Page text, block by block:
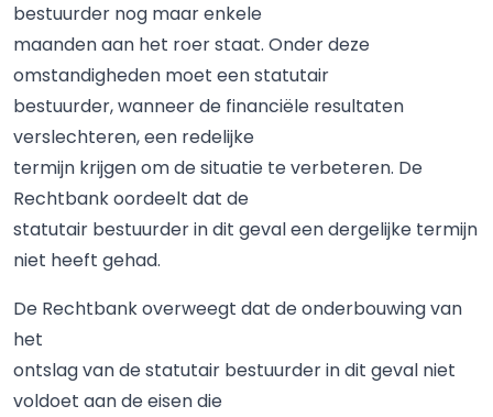
bestuurder nog maar enkele
maanden aan het roer staat. Onder deze
omstandigheden moet een statutair
bestuurder, wanneer de financiële resultaten
verslechteren, een redelijke
termijn krijgen om de situatie te verbeteren. De
Rechtbank oordeelt dat de
statutair bestuurder in dit geval een dergelijke termijn
niet heeft gehad.
De Rechtbank overweegt dat de onderbouwing van
het
ontslag van de statutair bestuurder in dit geval niet
voldoet aan de eisen die